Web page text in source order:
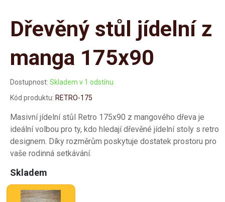
Dřevěný stůl jídelní z
manga 175x90
Dostupnost: Skladem v 1 odstínu
Kód produktu: RETRO-175
Masivní jídelní stůl Retro 175x90 z mangového dřeva je
ideální volbou pro ty, kdo hledají dřevěné jídelní stoly s retro
designem. Díky rozměrům poskytuje dostatek prostoru pro
vaše rodinná setkávání.
Skladem